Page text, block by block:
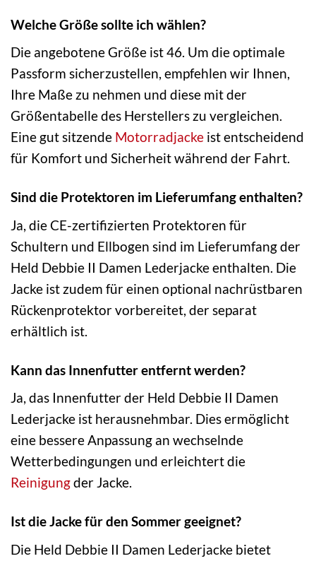
Welche Größe sollte ich wählen?
Die angebotene Größe ist 46. Um die optimale
Passform sicherzustellen, empfehlen wir Ihnen,
Ihre Maße zu nehmen und diese mit der
Größentabelle des Herstellers zu vergleichen.
Eine gut sitzende Motorradjacke ist entscheidend
für Komfort und Sicherheit während der Fahrt.
Sind die Protektoren im Lieferumfang enthalten?
Ja, die CE-zertifizierten Protektoren für
Schultern und Ellbogen sind im Lieferumfang der
Held Debbie II Damen Lederjacke enthalten. Die
Jacke ist zudem für einen optional nachrüstbaren
Rückenprotektor vorbereitet, der separat
erhältlich ist.
Kann das Innenfutter entfernt werden?
Ja, das Innenfutter der Held Debbie II Damen
Lederjacke ist herausnehmbar. Dies ermöglicht
eine bessere Anpassung an wechselnde
Wetterbedingungen und erleichtert die
Reinigungder Jacke.
Ist die Jacke für den Sommer geeignet?
Die Held Debbie II Damen Lederjacke bietet